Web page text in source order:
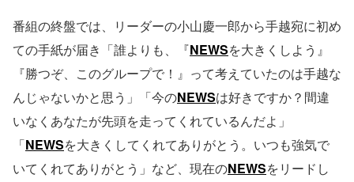
番組の終盤では、リーダーの小山慶一郎から手越宛に初め
ての手紙が届き「誰よりも、『NEWSを大きくしよう』
『勝つぞ、このグループで！』って考えていたのは手越な
んじゃないかと思う」「今のNEWSは好きですか？間違
いなくあなたが先頭を走ってくれているんだよ」
「NEWSを大きくしてくれてありがとう。いつも強気で
いてくれてありがとう」など、現在のNEWSをリードし